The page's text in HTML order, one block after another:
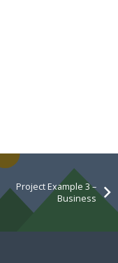
Project Example 3 –
Business